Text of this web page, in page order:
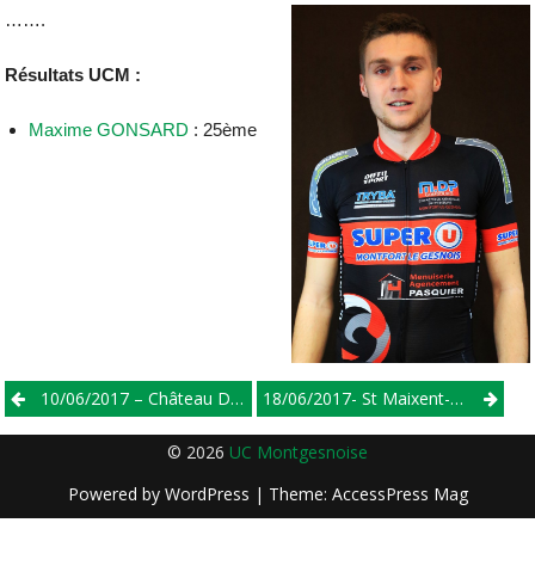
…….
Résultats UCM :
Maxime GONSARD : 25ème
Post
navigation
10/06/2017 – Château Du Loir – Ecole De Velo 18/06/2017- St Maixent-2/3/j
© 2026 UC Montgesnoise
Powered by WordPress | Theme: AccessPress Mag